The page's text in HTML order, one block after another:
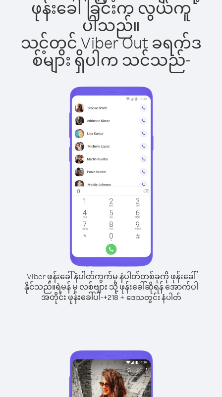
ဖုန်းခေါ်ခြင်းက လွယ်ကူ
ပါသည်။
သင့်တွင် Viber Out ခရက်ဒ
စ်များ ရှိပါက သင်သည်-
Viber ဖုန်းခေါ်နံပါတ်ကွက်မှ နံပါတ်တစ်ခုကို ဖုန်းခေါ်
နိုင်သည်။ရဲမန် မှ လစ်ဗျား သို့ ဖုန်းခေါ်ဆိုရန် အောက်ပါ
အတိုင်း ဖုန်းခေါ်ပါ-+218 + ဒေသတွင်း နံပါတ်